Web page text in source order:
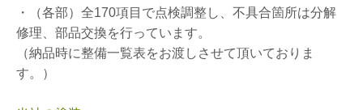
・（各部）全170項目で点検調整し、不具合箇所は分解
修理、部品交換を行っています。
（納品時に整備一覧表をお渡しさせて頂いておりま
す。）